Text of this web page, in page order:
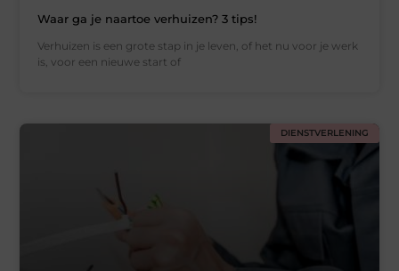
Waar ga je naartoe verhuizen? 3 tips!
Verhuizen is een grote stap in je leven, of het nu voor je werk
is, voor een nieuwe start of
DIENSTVERLENING